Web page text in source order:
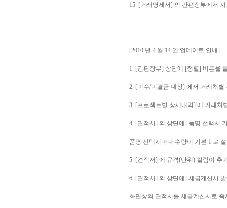
15. [거래명세서] 의 간편장부에서
[2010 년 4 월 14 일 업데이트 안내]
1. [간편장부] 상단에 [정렬] 버튼을
2. [미수/미결금 대장] 에서 거래처별
3. [프로젝트별 상세내역] 에 거래처
4. [견적서] 의 상단에 [품명 선택시
품명 선택시마다 수량이 기본 1 로
5. [견적서] 에 규격(단위) 컬럼이 추
6. [견적서] 의 상단에 [세금계산서
화면상의 견적서를 세금계산서로